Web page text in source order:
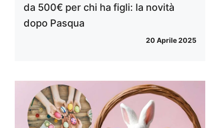
da 500€ per chi ha figli: la novità
dopo Pasqua
20 Aprile 2025